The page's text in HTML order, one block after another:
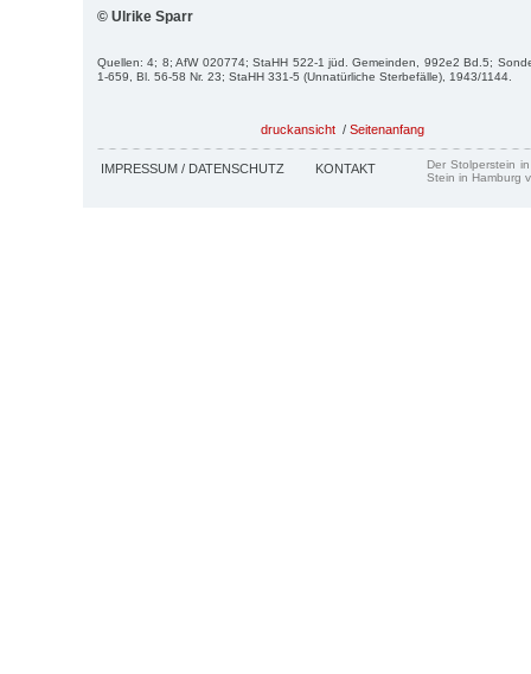
© Ulrike Sparr
Quellen: 4; 8; AfW 020774; StaHH 522-1 jüd. Gemeinden, 992e2 Bd.5;
1-659, Bl. 56-58 Nr. 23; StaHH 331-5 (Unnatürliche Sterbefälle), 1943/1144.
druckansicht / Seitenanfang
IMPRESSUM / DATENSCHUTZ KONTAKT
Der Stolperstein
Stein in Hamburg